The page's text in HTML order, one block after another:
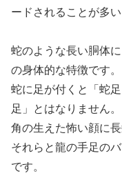
ードされることが多い
蛇のような長い胴体
の身体的な特徴です。
蛇に足が付くと「蛇
足」とはなりません。
角の生えた怖い顔に
それらと龍の手足の
です。